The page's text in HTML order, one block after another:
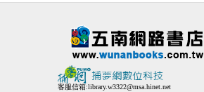
客服信箱:library.w3322@msa.hinet.net